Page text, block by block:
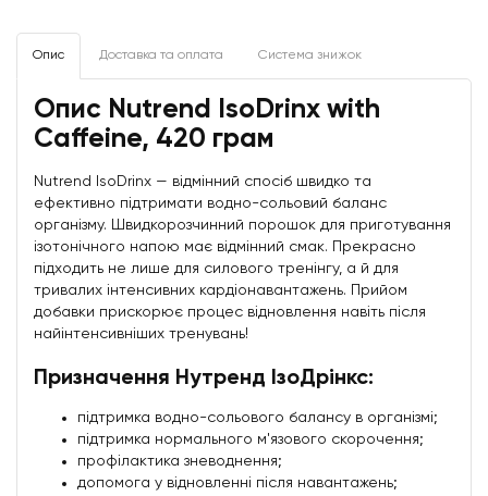
Опис Доставка та оплата Система знижок
Опис Nutrend IsoDrinx with
Caffeine, 420 грам
Nutrend IsoDrinx — відмінний спосіб швидко та
ефективно підтримати водно-сольовий баланс
організму. Швидкорозчинний порошок для приготування
ізотонічного напою має відмінний смак. Прекрасно
підходить не лише для силового тренінгу, а й для
тривалих інтенсивних кардіонавантажень. Прийом
добавки прискорює процес відновлення навіть після
найінтенсивніших тренувань!
Призначення Нутренд ІзоДрінкс:
підтримка водно-сольового балансу в організмі;
підтримка нормального м'язового скорочення;
профілактика зневоднення;
допомога у відновленні після навантажень;